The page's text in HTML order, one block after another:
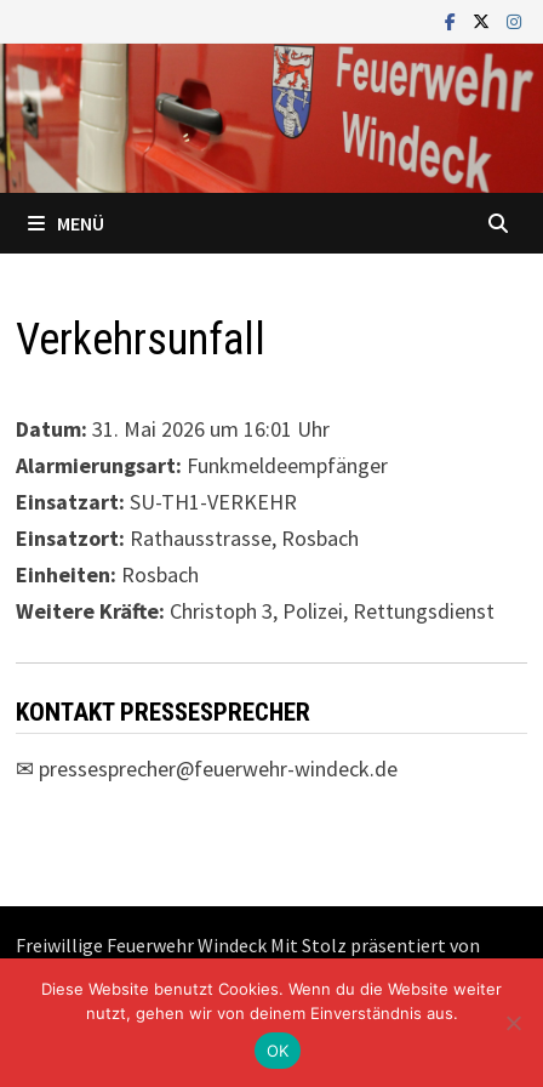
Inhalt
springen
MENÜ
Verkehrsunfall
Datum: 31. Mai 2026 um 16:01 Uhr
Alarmierungsart: Funkmeldeempfänger
Einsatzart: SU-TH1-VERKEHR
Einsatzort: Rathausstrasse, Rosbach
Einheiten: Rosbach
Weitere Kräfte: Christoph 3, Polizei, Rettungsdienst
KONTAKT PRESSESPRECHER
✉ pressesprecher@feuerwehr-windeck.de
Freiwillige Feuerwehr Windeck Mit Stolz präsentiert von
Diese Website benutzt Cookies. Wenn du die Website weiter
nutzt, gehen wir von deinem Einverständnis aus.
OK